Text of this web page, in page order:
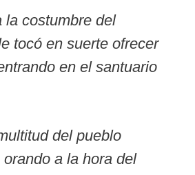
la costumbre del
tocó en suerte ofrecer
en el santuario
del pueblo
a la hora del